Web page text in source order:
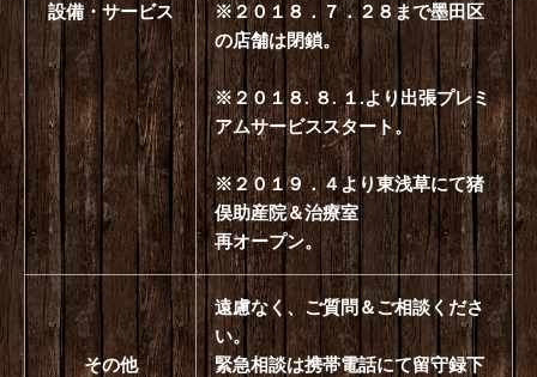
設備・サービス
※２０１８．７．２８まで墨田区
の店舗は閉鎖。
※２０１８. ８. １.より出張プレミ
アムサービススタート。
※２０１９．４より東浅草にて猪
俣助産院＆治療室
再オープン。
その他
遠慮なく、ご質問＆ご相談くださ
い。
緊急相談は携帯電話にて留守録下